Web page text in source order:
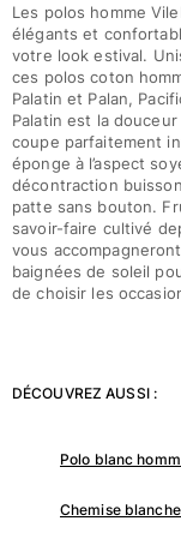
Les polos homme
élégants et
votre look estival.
ces polos coton
Palatin et Palan,
Palatin est la
coupe parfaitement
éponge à l’aspect
décontraction
patte sans bouton.
savoir-faire cultivé
vous
baignées de soleil
de choisir les
DÉCOUVREZ AUSSI :
Polo blanc
Chemise